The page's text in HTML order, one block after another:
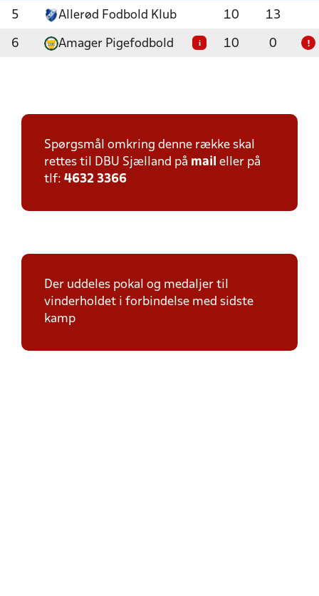
5 Allerød Fodbold Klub 10 13
6 Amager Pigefodbold i 10 0 !
Spørgsmål omkring denne række skal
rettes til DBU Sjælland på mail eller på
tlf: 4632 3366
Der uddeles pokal og medaljer til
vinderholdet i forbindelse med sidste
kamp